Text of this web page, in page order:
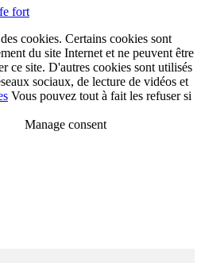
fort
cookies. Certains cookies sont
du site Internet et ne peuvent être
ce site. D'autres cookies sont utilisés
sociaux, de lecture de vidéos et
Vous pouvez tout à fait les refuser si
Manage consent